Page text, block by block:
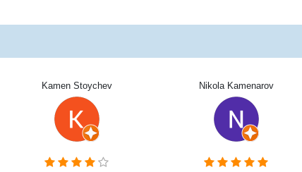
Kamen Stoychev Nikola Kamenarov